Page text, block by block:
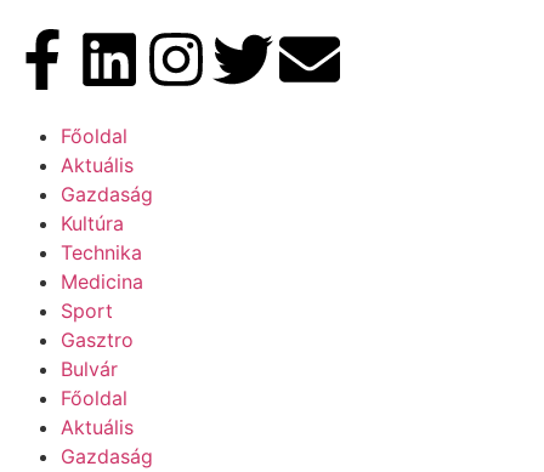
Főoldal
Aktuális
Gazdaság
Kultúra
Technika
Medicina
Sport
Gasztro
Bulvár
Főoldal
Aktuális
Gazdaság